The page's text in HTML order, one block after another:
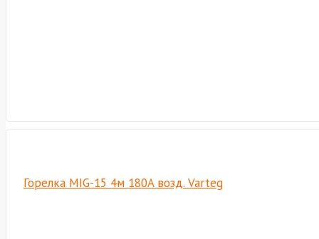
Горелка MIG-15 4м 180A возд. Varteg